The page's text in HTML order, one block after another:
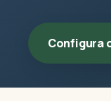
Configura